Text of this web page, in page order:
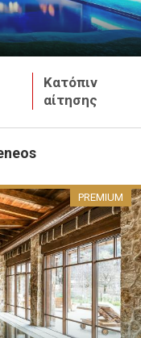
Κατόπιν
αίτησης
PREMIUM